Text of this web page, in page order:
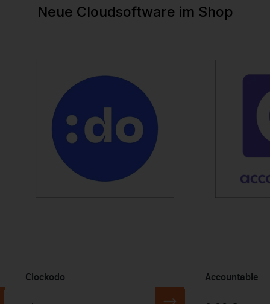
Neue Cloudsoftware im Shop
Clockodo Accountable